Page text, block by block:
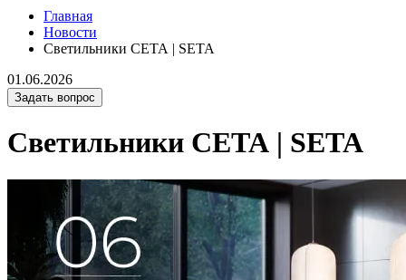
Главная
Новости
Светильники СЕТА | SETA
01.06.2026
Задать вопрос
Светильники СЕТА | SETA